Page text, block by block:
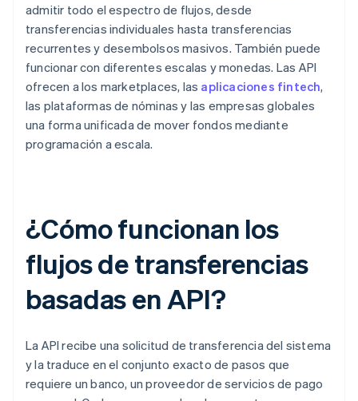
admitir todo el espectro de flujos, desde
transferencias individuales hasta transferencias
recurrentes y desembolsos masivos. También puede
funcionar con diferentes escalas y monedas. Las API
ofrecen a los marketplaces, las aplicaciones fintech,
las plataformas de nóminas y las empresas globales
una forma unificada de mover fondos mediante
programación a escala.
¿Cómo funcionan los
flujos de transferencias
basadas en API?
La API recibe una solicitud de transferencia del sistema
y la traduce en el conjunto exacto de pasos que
requiere un banco, un proveedor de servicios de pago